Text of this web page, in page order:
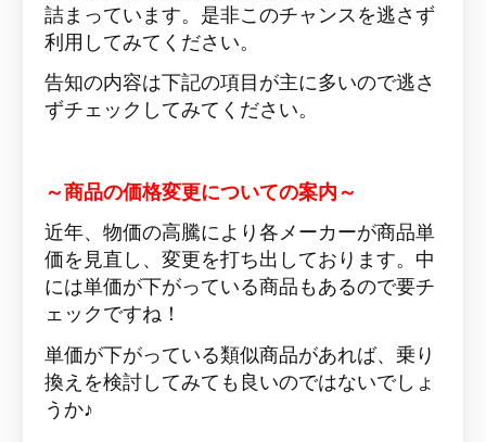
詰まっています。是非このチャンスを逃さず
利用してみてください。
告知の内容は下記の項目が主に多いので逃さ
ずチェックしてみてください。
～商品の価格変更についての案内～
近年、物価の高騰により各メーカーが商品単
価を見直し、変更を打ち出しております。中
には単価が下がっている商品もあるので要チ
ェックですね！
単価が下がっている類似商品があれば、乗り
換えを検討してみても良いのではないでしょ
うか♪